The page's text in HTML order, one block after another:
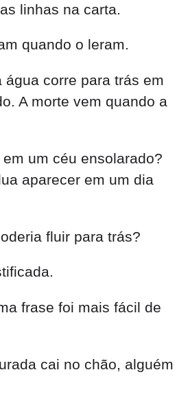
linhas na carta.
quando o leram.
água corre para trás em
A morte vem quando a